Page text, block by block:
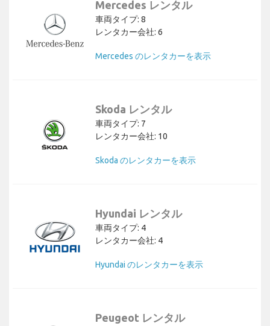
Mercedes レンタル
車両タイプ: 8
レンタカー会社: 6
Mercedes のレンタカーを表示
Skoda レンタル
車両タイプ: 7
レンタカー会社: 10
Skoda のレンタカーを表示
Hyundai レンタル
車両タイプ: 4
レンタカー会社: 4
Hyundai のレンタカーを表示
Peugeot レンタル